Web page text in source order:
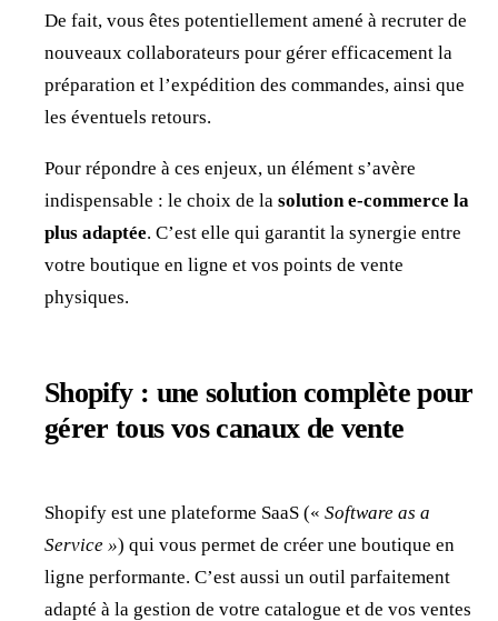
De fait, vous êtes potentiellement amené à recruter de
nouveaux collaborateurs pour gérer efficacement la
préparation et l’expédition des commandes, ainsi que
les éventuels retours.
Pour répondre à ces enjeux, un élément s’avère
indispensable : le choix de la solution e-commerce la
plus adaptée. C’est elle qui garantit la synergie entre
votre boutique en ligne et vos points de vente
physiques.
Shopify : une solution complète pour
gérer tous vos canaux de vente
Shopify est une plateforme SaaS (« Software as a
Service ») qui vous permet de créer une boutique en
ligne performante. C’est aussi un outil parfaitement
adapté à la gestion de votre catalogue et de vos ventes